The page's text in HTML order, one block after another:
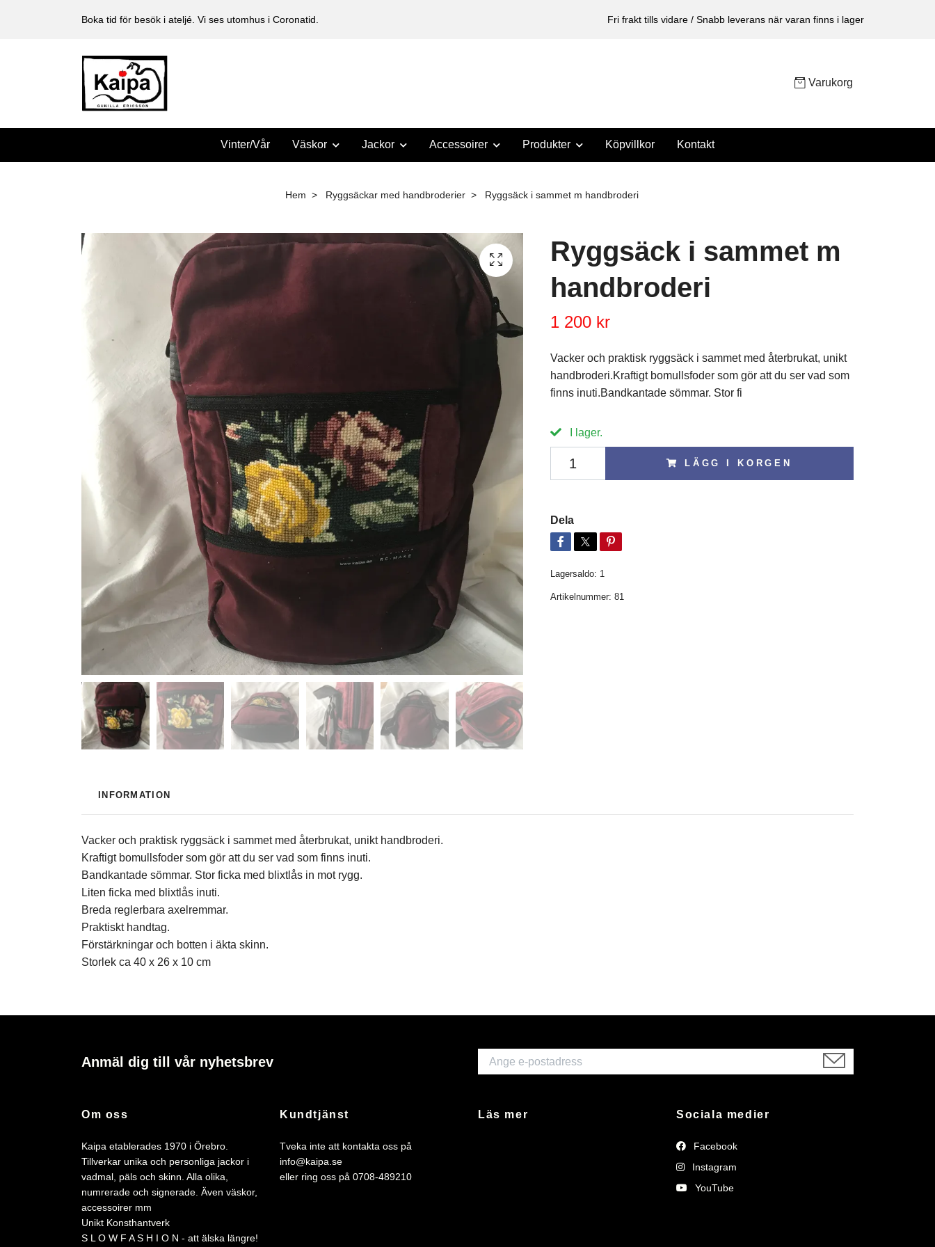
Boka tid för besök i ateljé. Vi ses utomhus i Coronatid. Fri frakt tills vidare / Snabb leverans när varan finns i lager
Varukorg
Vinter/Vår Väskor Jackor Accessoirer Produkter Köpvillkor Kontakt
Hem Ryggsäckar med handbroderier Ryggsäck i sammet m handbroderi
Ryggsäck i sammet m
handbroderi
1 200 kr
Vacker och praktisk ryggsäck i sammet med återbrukat, unikt
handbroderi.Kraftigt bomullsfoder som gör att du ser vad som
finns inuti.Bandkantade sömmar. Stor fi
I lager.
LÄGG I KORGEN
Dela
Lagersaldo: 1
Artikelnummer: 81
INFORMATION
Vacker och praktisk ryggsäck i sammet med återbrukat, unikt handbroderi.
Kraftigt bomullsfoder som gör att du ser vad som finns inuti.
Bandkantade sömmar. Stor ficka med blixtlås in mot rygg.
Liten ficka med blixtlås inuti.
Breda reglerbara axelremmar.
Praktiskt handtag.
Förstärkningar och botten i äkta skinn.
Storlek ca 40 x 26 x 10 cm
Anmäl dig till vår nyhetsbrev
Om oss
Kaipa etablerades 1970 i Örebro.
Tillverkar unika och personliga jackor i
vadmal, päls och skinn. Alla olika,
numrerade och signerade. Även väskor,
accessoirer mm
Unikt Konsthantverk
S L O W F A S H I O N - att älska längre!
Kundtjänst
Tveka inte att kontakta oss på
info@kaipa.se
eller ring oss på 0708-489210
Läs mer Sociala medier
Facebook
Instagram
YouTube